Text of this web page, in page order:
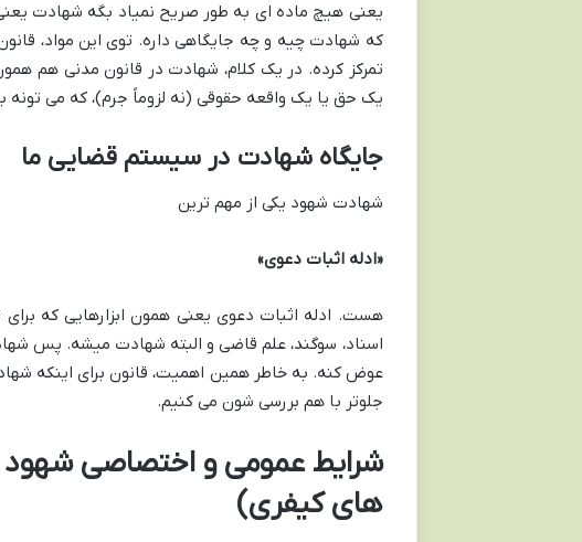
که شهادت چیه و چه جایگاهی داره. توی این مواد،
تمرکز کرده. در یک کلام، شهادت در قانون مدنی هم
یک حق یا یک واقعه حقوقی (نه لزوماً جرم)، که می تونه
جایگاه شهادت در سیستم قضایی ما
شهادت شهود یکی از مهم ترین
«ادله اثبات دعوی»
هست. ادله اثبات دعوی یعنی همون ابزارهایی که برای
اسناد، سوگند، علم قاضی و البته شهادت میشه. پس
عوض کنه. به خاطر همین اهمیت، قانون برای اینکه
جلوتر با هم بررسی شون می کنیم.
شرایط عمومی و اختصاصی شهود
های کیفری)